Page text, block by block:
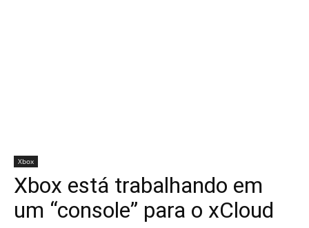
Xbox
Xbox está trabalhando em
um “console” para o xCloud